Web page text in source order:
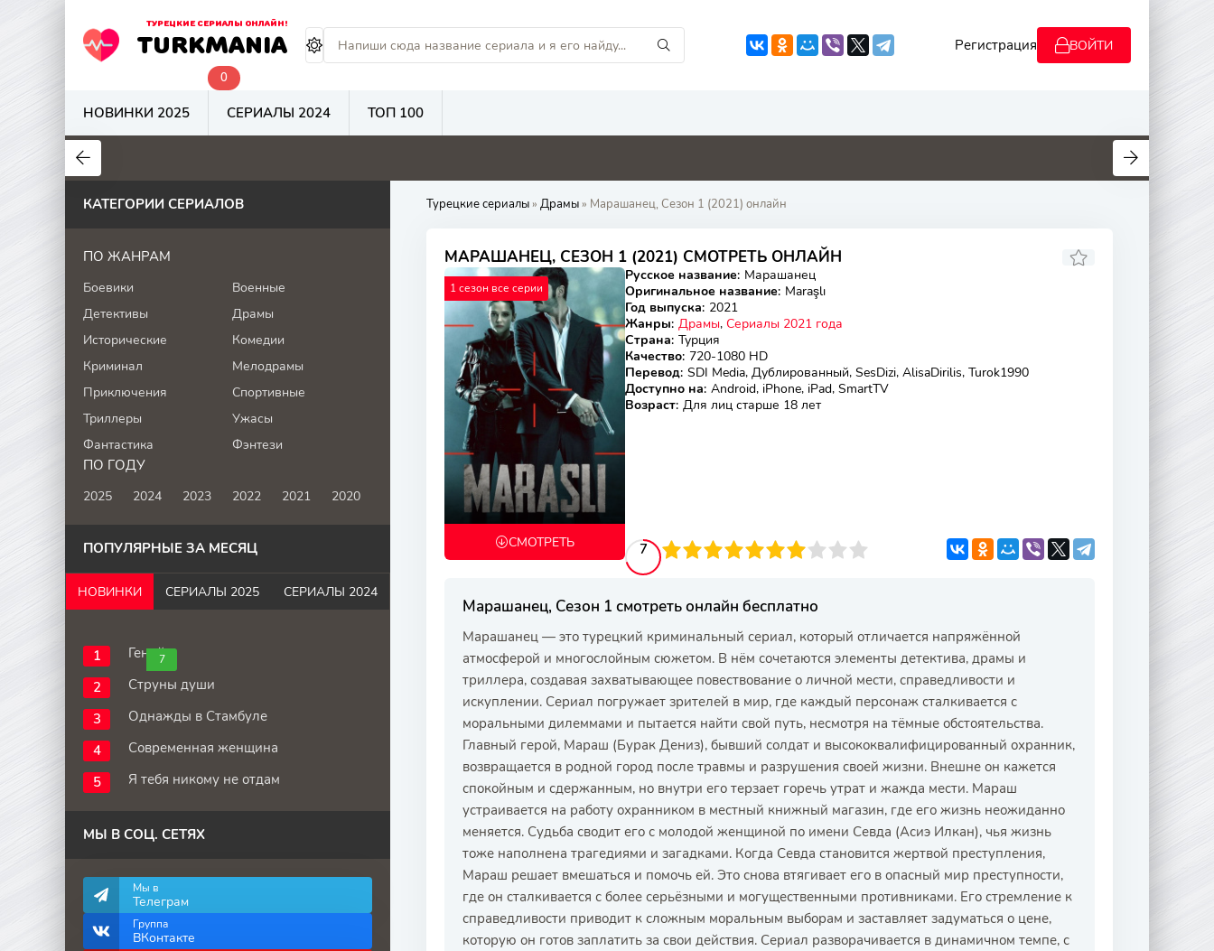
TURKMANIA
ТУРЕЦКИЕ СЕРИАЛЫ ОНЛАЙН!
Регистрация ВОЙТИ
НОВИНКИ 2025
0
СЕРИАЛЫ 2024 ТОП 100
9
Турецкие сериалы» Драмы» Марашанец, Сезон 1 (2021) онлайн
МАРАШАНЕЦ, СЕЗОН 1 (2021) СМОТРЕТЬ ОНЛАЙН
1 сезон все серии
СМОТРЕТЬ
Русское название: Марашанец
Оригинальное название: Maraşlı
Год выпуска: 2021
Жанры: Драмы, Сериалы 2021 года
Страна: Турция
Качество: 720-1080 HD
Перевод: SDI Media, Дублированный, SesDizi, AlisaDirilis, Turok1990
Доступно на: Android, iPhone, iPad, SmartTV
Возраст: Для лиц старше 18 лет
7
70 1 4 5 6 7 8 9 10
Марашанец, Сезон 1 смотреть онлайн бесплатно
Марашанец — это турецкий криминальный сериал, который отличается напряжённой
атмосферой и многослойным сюжетом. В нём сочетаются элементы детектива, драмы и
триллера, создавая захватывающее повествование о личной мести, справедливости и
искуплении. Сериал погружает зрителей в мир, где каждый персонаж сталкивается с
моральными дилеммами и пытается найти свой путь, несмотря на тёмные обстоятельства.
Главный герой, Мараш (Бурак Дениз), бывший солдат и высококвалифицированный охранник,
возвращается в родной город после травмы и разрушения своей жизни. Внешне он кажется
спокойным и сдержанным, но внутри его терзает горечь утрат и жажда мести. Мараш
устраивается на работу охранником в местный книжный магазин, где его жизнь неожиданно
меняется. Судьба сводит его с молодой женщиной по имени Севда (Асиэ Илкан), чья жизнь
тоже наполнена трагедиями и загадками. Когда Севда становится жертвой преступления,
Мараш решает вмешаться и помочь ей. Это снова втягивает его в опасный мир преступности,
где он сталкивается с более серьёзными и могущественными противниками. Его стремление к
справедливости приводит к сложным моральным выборам и заставляет задуматься о цене,
которую он готов заплатить за свои действия. Сериал разворачивается в динамичном темпе, с
КАТЕГОРИИ СЕРИАЛОВ
ПО ЖАНРАМ
Боевики
Военные
Детективы
Драмы
Исторические
Комедии
Криминал
Мелодрамы
Приключения
Спортивные
Триллеры
Ужасы
Фантастика
Фэнтези
ПО ГОДУ
2025 2024 2023 2022 2021 2020
ПОПУЛЯРНЫЕ ЗА МЕСЯЦ
НОВИНКИ СЕРИАЛЫ 2025 СЕРИАЛЫ 2024
7
Гений
Струны души
Однажды в Стамбуле
Современная женщина
Я тебя никому не отдам
МЫ В СОЦ. СЕТЯХ
Мы в
Телеграм
Группа
ВКонтакте